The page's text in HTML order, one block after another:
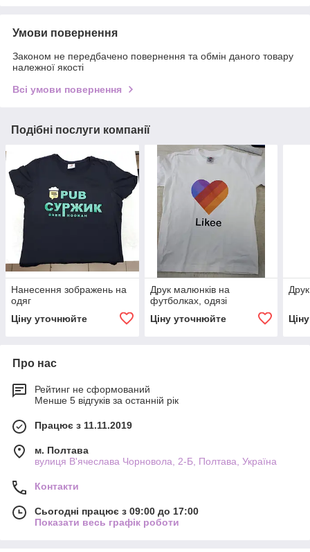
Умови повернення
Законом не передбачено повернення та обмін даного товару
належної якості
Всі умови повернення
Подібні послуги компанії
Нанесення зображень на
одяг
Ціну уточнюйте
Друк малюнків на
футболках, одязі
Ціну уточнюйте
Про нас
Рейтинг не сформований
Менше 5 відгуків за останній рік
Працює з 11.11.2019
м. Полтава
вулиця В'ячеслава Чорновола, 2-Б, Полтава, Україна
Контакти
Сьогодні працює з 09:00 до 17:00
Показати весь графік роботи